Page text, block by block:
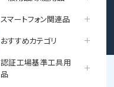
スマートフォン関連品
おすすめカテゴリ
認証工場基準工具用
品